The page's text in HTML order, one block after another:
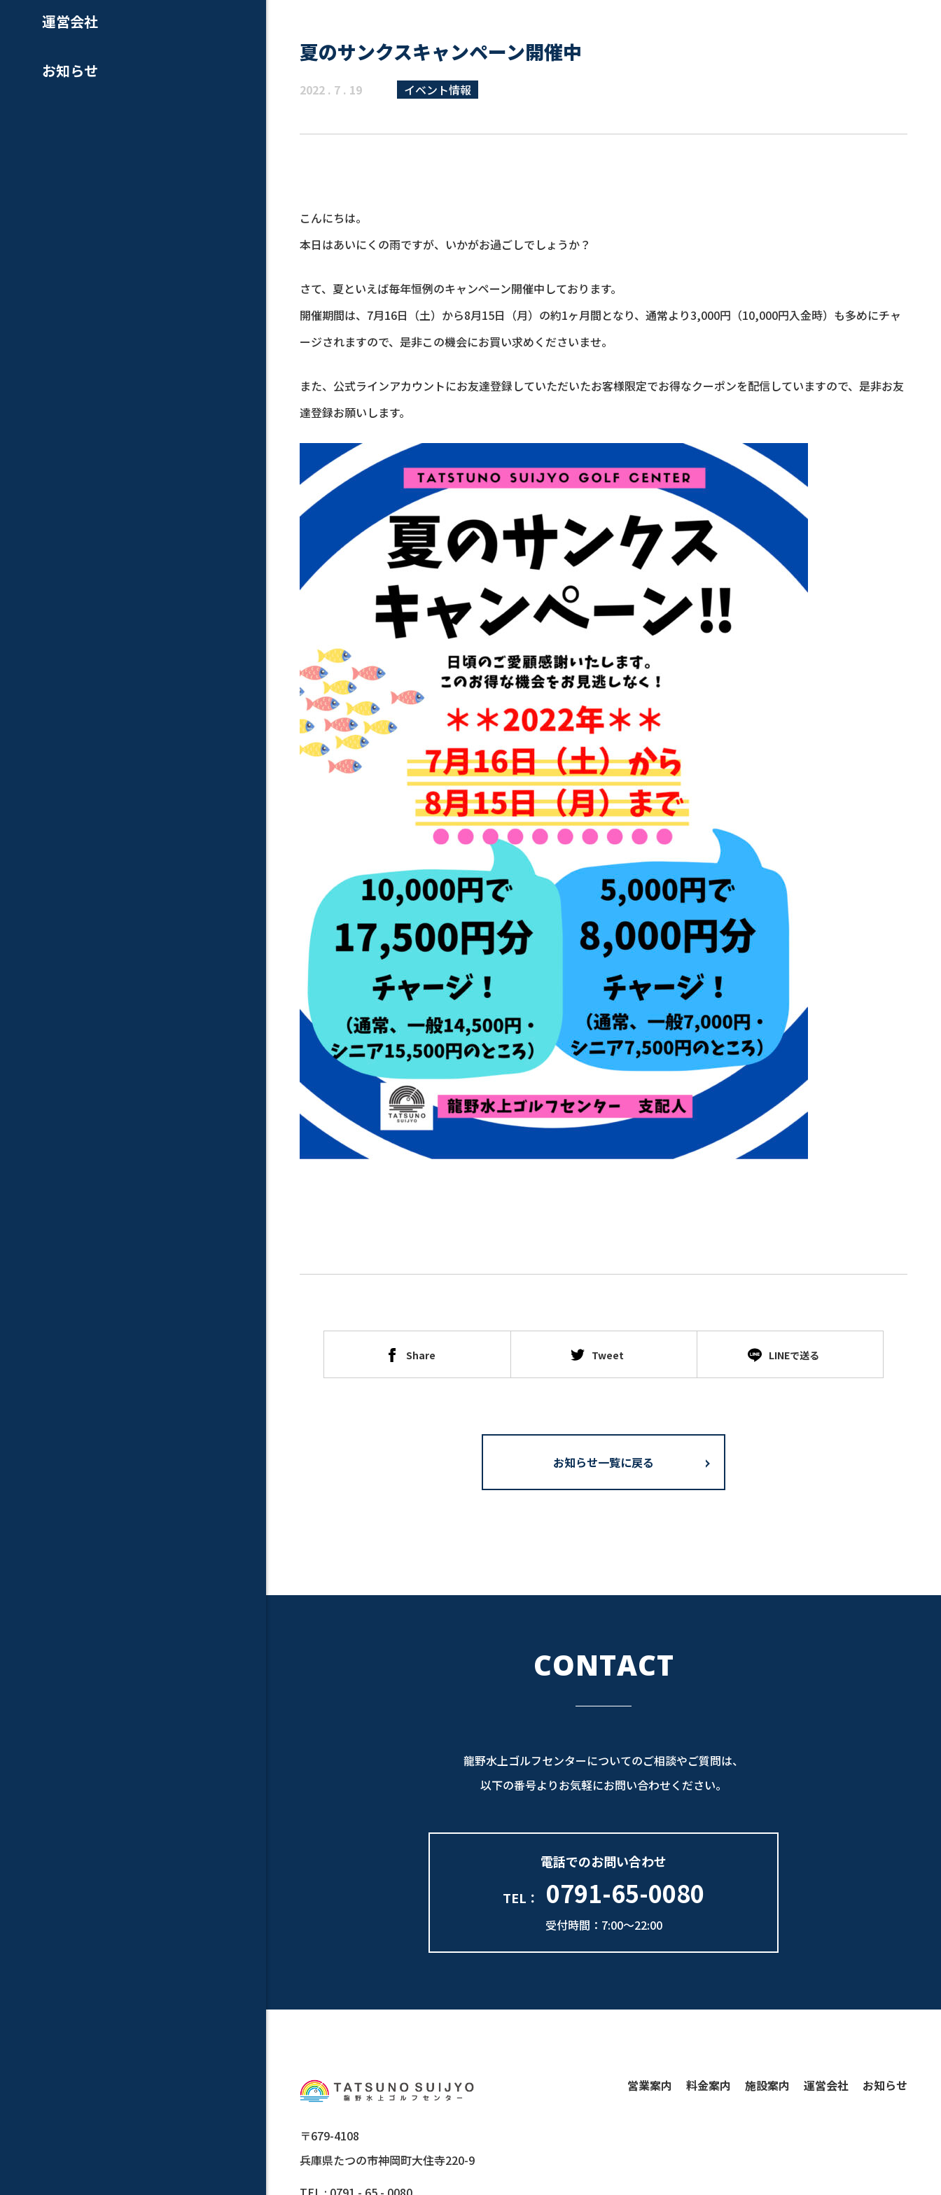
運営会社
お知らせ
夏のサンクスキャンペーン開催中
2022 . 7 . 19 イベント情報
こんにちは。
本日はあいにくの雨ですが、いかがお過ごしでしょうか？
さて、夏といえば毎年恒例のキャンペーン開催中しております。
開催期間は、7月16日（土）から8月15日（月）の約1ヶ月間となり、通常より3,000円（10,000円入金時）も多めにチャ
ージされますので、是非この機会にお買い求めくださいませ。
また、公式ラインアカウントにお友達登録していただいたお客様限定でお得なクーポンを配信していますので、是非お友
達登録お願いします。
Share Tweet LINEで送る
お知らせ一覧に戻る
CONTACT
龍野水上ゴルフセンターについてのご相談やご質問は、
以下の番号よりお気軽にお問い合わせください。
電話でのお問い合わせ
TEL：
0791-65-0080
受付時間：7:00～22:00
〒679-4108
兵庫県たつの市神岡町大住寺220-9
営業案内 料金案内 施設案内 運営会社 お知らせ